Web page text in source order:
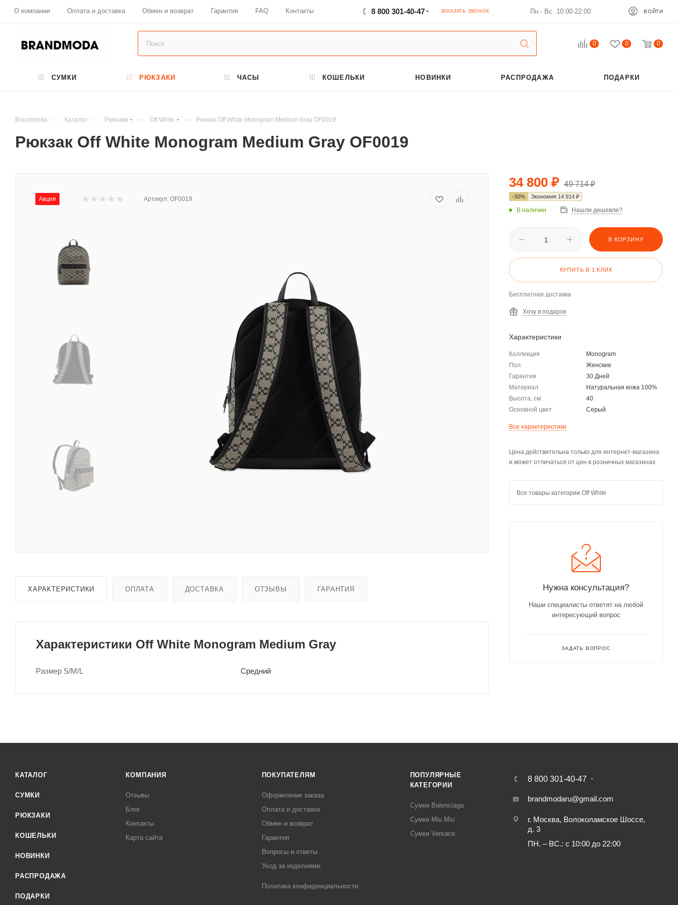
О компании Оплата и доставка Обмен и возврат Гарантия FAQ Контакты 8 800 301-40-47 ЗАКАЗАТЬ ЗВОНОК Пн.- Вс. 10:00-22:00 ВОЙТИ
0 0 0
СУМКИ РЮКЗАКИ ЧАСЫ КОШЕЛЬКИ НОВИНКИ РАСПРОДАЖА ПОДАРКИ
Brandmoda — Каталог — Рюкзаки — Off White — Рюкзак Off White Monogram Medium Gray OF0019
Рюкзак Off White Monogram Medium Gray OF0019
Акция Артикул: OF0019
ХАРАКТЕРИСТИКИ ОПЛАТА ДОСТАВКА ОТЗЫВЫ ГАРАНТИЯ
Характеристики Off White Monogram Medium Gray
Размер S/M/L Средний
34 800 ₽ 49 714₽
-30% Экономия 14 914 ₽
В наличии Нашли дешевле?
В КОРЗИНУ
КУПИТЬ В 1 КЛИК
Бесплатная доставка
Хочу в подарок
Характеристики
Коллекция
Monogram
Пол
Женские
Гарантия
30 Дней
Материал
Натуральная кожа 100%
Высота, см
40
Основной цвет
Серый
Все характеристики
Цена действительна только для интернет-магазина
и может отличаться от цен в розничных магазинах
Все товары категории Off White
Нужна консультация?
Наши специалисты ответят на любой
интересующий вопрос
ЗАДАТЬ ВОПРОС
КАТАЛОГ
СУМКИ
РЮКЗАКИ
КОШЕЛЬКИ
НОВИНКИ
РАСПРОДАЖА
ПОДАРКИ
КОМПАНИЯ
Отзывы
Блог
Контакты
Карта сайта
ПОКУПАТЕЛЯМ
Оформление заказа
Оплата и доставка
Обмен и возврат
Гарантия
Вопросы и ответы
Уход за изделиями
Политика конфиденциальности
ПОПУЛЯРНЫЕ
КАТЕГОРИИ
Сумки Balenciaga
Сумки Miu Miu
Сумки Versace
8 800 301-40-47
brandmodaru@gmail.com
г. Москва, Волоколамское Шоссе,
д. 3
ПН. – ВС.: с 10:00 до 22:00